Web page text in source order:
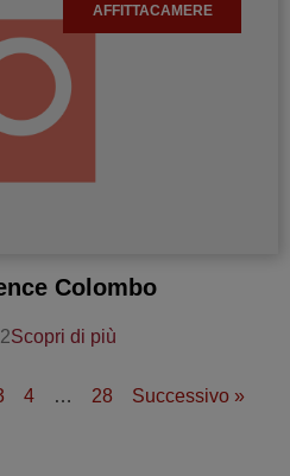
AFFITTACAMERE
Colombo
Scopri di più
4 … 28 Successivo »